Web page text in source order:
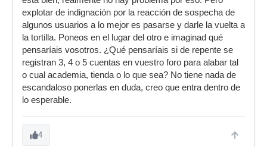
explotar de indignación por la reacción de sospecha de
algunos usuarios a lo mejor es pasarse y darle la vuelta a
la tortilla. Poneos en el lugar del otro e imaginad qué
pensaríais vosotros. ¿Qué pensaríais si de repente se
registran 3, 4 o 5 cuentas en vuestro foro para alabar tal
o cual academia, tienda o lo que sea? No tiene nada de
escandaloso ponerlas en duda, creo que entra dentro de
lo esperable.
4